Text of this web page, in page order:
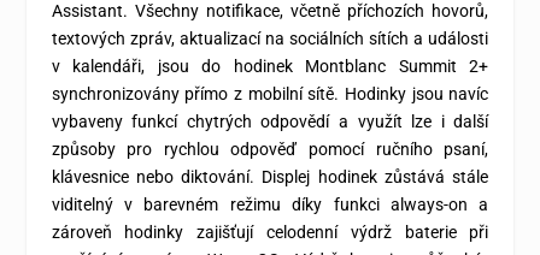
Assistant. Všechny notifikace, včetně příchozích hovorů,
textových zpráv, aktualizací na sociálních sítích a události
v kalendáři, jsou do hodinek Montblanc Summit 2+
synchronizovány přímo z mobilní sítě. Hodinky jsou navíc
vybaveny funkcí chytrých odpovědí a využít lze i další
způsoby pro rychlou odpověď pomocí ručního psaní,
klávesnice nebo diktování. Displej hodinek zůstává stále
viditelný v barevném režimu díky funkci always-on a
zároveň hodinky zajišťují celodenní výdrž baterie při